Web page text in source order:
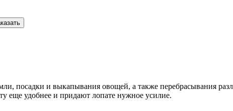
посадки и выкапывания овощей, а также перебрасывания
еще удобнее и придают лопате нужное усилие.